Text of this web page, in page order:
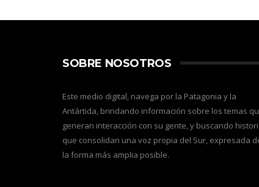
SOBRE NOSOTROS
Este medio digital, navega por la Patagonia y la
Antártida, brindando información sobre los temas
generan interacción con su gente, y buscando
que consolidan una voz propia del Sur, expresada
la forma más amplia posible.